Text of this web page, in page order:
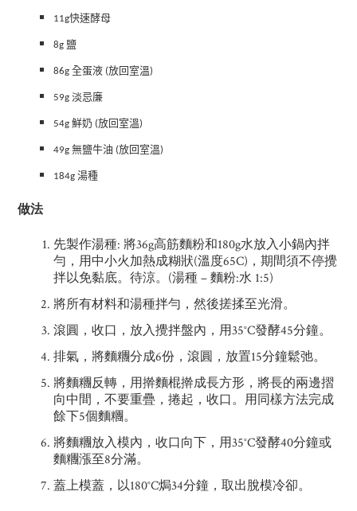
11g快速酵母
8g 鹽
86g全蛋液 (放回室溫)
59g淡忌廉
54g鮮奶 (放回室溫)
49g無鹽牛油 (放回室溫)
184g湯種
做法
先製作湯種: 將36g高筋麵粉和180g水放入小鍋內拌
勻，用中小火加熱成糊狀(溫度65C)，期間須不停攪
拌以免黏底。待涼。(湯種 – 麵粉:水 1:5)
將所有材料和湯種拌勻，然後搓揉至光滑。
滾圓，收口，放入攪拌盤內，用35°C發酵45分鐘。
排氣，將麵糰分成6份，滾圓，放置15分鐘鬆弛。
將麵糰反轉，用擀麵棍擀成長方形，將長的兩邊摺
向中間，不要重疊，捲起，收口。用同樣方法完成
餘下5個麵糰。
將麵糰放入模內，收口向下，用35°C發酵40分鐘或
麵糰漲至8分滿。
蓋上模蓋，以180°C焗34分鐘，取出脫模冷卻。